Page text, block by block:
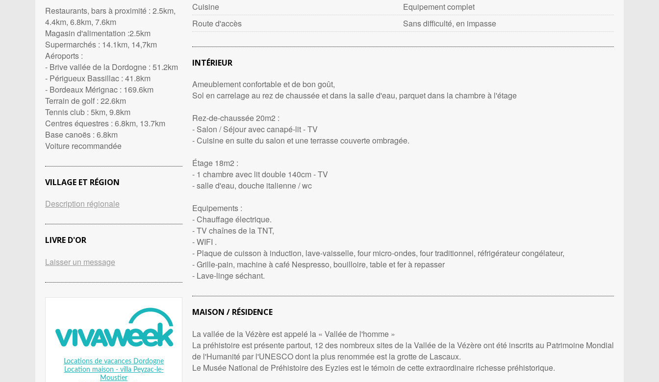
Restaurants, bars à proximité : 2.5km,
4.4km, 6.8km, 7.6km
Magasin d'alimentation :2.5km
Supermarchés : 14.1km, 14,7km
Aéroports :
- Brive vallée de la Dordogne : 51.2km
- Périgueux Bassillac : 41.8km
- Bordeaux Mérignac : 169.6km
Terrain de golf : 22.6km
Tennis club : 5km, 9.8km
Centres équestres : 6.8km, 13.7km
Base canoës : 6.8km
Voiture recommandée
VILLAGE ET RÉGION
Description régionale
LIVRE D'OR
Laisser un message
Locations de vacances Dordogne
Location maison - villa Peyzac-le-
Moustier
Cuisine
Equipement complet
Route d'accès
Sans difficulté, en impasse
INTÉRIEUR
Ameublement confortable et de bon goût,
Sol en carrelage au rez de chaussée et dans la salle d'eau, parquet dans la chambre à l'étage
Rez-de-chaussée 20m2 :
- Salon / Séjour avec canapé-lit - TV
- Cuisine en suite du salon et une terrasse couverte ombragée.
Étage 18m2 :
- 1 chambre avec lit double 140cm - TV
- salle d'eau, douche italienne / wc
Equipements :
- Chauffage électrique.
- TV chaînes de la TNT,
- WIFI .
- Plaque de cuisson à induction, lave-vaisselle, four micro-ondes, four traditionnel, réfrigérateur congélateur,
- Grille-pain, machine à café Nespresso, bouilloire, table et fer à repasser
- Lave-linge séchant.
MAISON / RÉSIDENCE
La vallée de la Vézère est appelé la « Vallée de l'homme »
La préhistoire est présente partout, 12 des nombreux sites de la Vallée de la Vézère ont été inscrits au Patrimoine Mondial
de l'Humanité par l'UNESCO dont la plus renommée est la grotte de Lascaux.
Le Musée National de Préhistoire des Eyzies est le témoin de cette extraordinaire richesse préhistorique.